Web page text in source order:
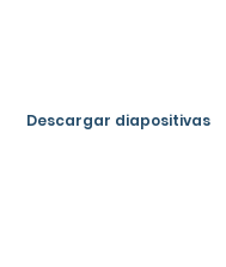
Descargar diapositivas